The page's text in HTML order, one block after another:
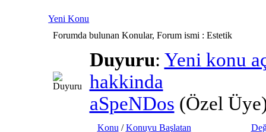
Yeni Konu
Forumda bulunan Konular, Forum ismi : Estetik
Duyuru: Yeni konu
hakkinda
aSpeNDos (Özel
Konu /Konuyu Başlatan